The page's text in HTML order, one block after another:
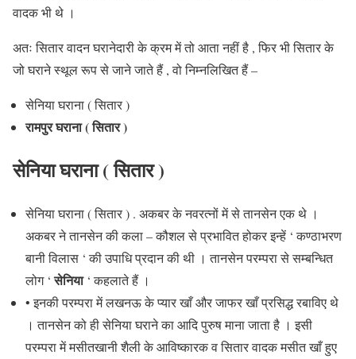
वादक भी थे ।
अतः सितार वादन घरानेदारी के क्रम में तो आता नहीं है , फिर भी सितार के
जो घराने स्थूल रूप से जाने जाते हैं , वो निम्नलिखित हैं –
सेनिया घराना ( सितार )
रामपुर घराना ( सितार )
सेनिया घराना ( सितार )
सेनिया घराना ( सितार ) . अकबर के नवरत्नों में से तानसेन एक थे ।
अकबर ने तानसेन की कला – कौशल से प्रभावित होकर इन्हें ‘ कण्ठाभरण
बानी विलास ‘ की उपाधि प्रदान की थी । तानसेन परम्परा से सम्बन्धित
लोग ‘सेनिया ‘ कहलाते हैं ।
• इनकी परम्परा में लखनऊ के प्यार खाँ और जाफर खाँ प्रसिद्ध रबाविए थे
। तानसेन को ही सेनिया घराने का आदि पुरुष माना जाता है । इसी
परम्परा में मसीतखानी शैली के आविष्कारक व सितार वादक मसीत खाँ हुए